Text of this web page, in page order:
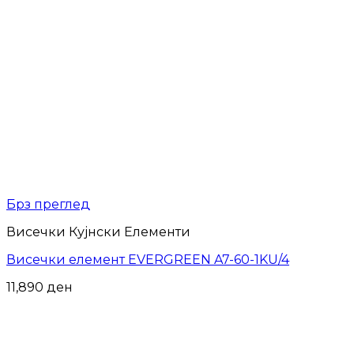
Брз преглед
Висечки Кујнски Елементи
Висечки елемент EVERGREEN A7-60-1KU/4
11,890 ден